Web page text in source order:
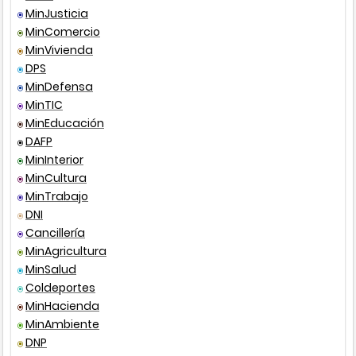
Resolución
Ley
Resolución
Decreto Ley
Decreto único
reglamentario
MinJusticia
MinComercio
MinVivienda
DPS
MinDefensa
MinTIC
MinEducación
DAFP
MinInterior
MinCultura
MinTrabajo
DNI
Cancillería
MinAgricultura
MinSalud
Coldeportes
MinHacienda
MinAmbiente
DNP